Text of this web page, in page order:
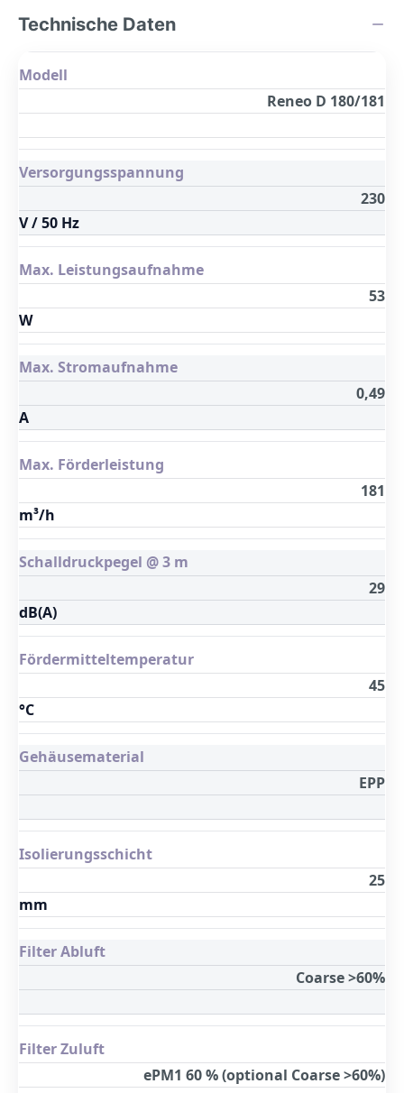
Technische Daten
Modell
Reneo D 180/181
Versorgungsspannung
230
V / 50 Hz
Max. Leistungsaufnahme
53
W
Max. Stromaufnahme
0,49
A
Max. Förderleistung
181
m³/h
Schalldruckpegel @ 3 m
29
dB(A)
Fördermitteltemperatur
45
°C
Gehäusematerial
EPP
Isolierungsschicht
25
mm
Filter Abluft
Coarse >60%
Filter Zuluft
ePM1 60 % (optional Coarse >60%)